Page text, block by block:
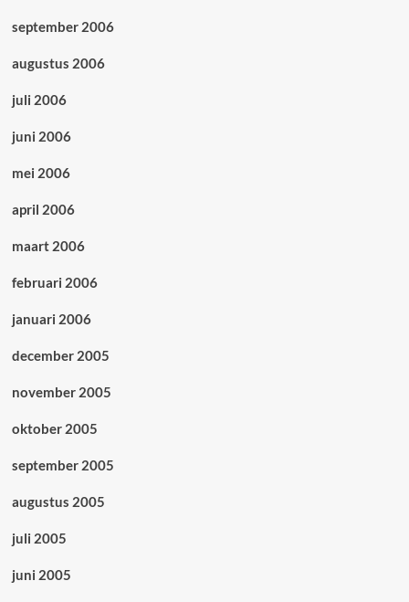
september 2006
augustus 2006
juli 2006
juni 2006
mei 2006
april 2006
maart 2006
februari 2006
januari 2006
december 2005
november 2005
oktober 2005
september 2005
augustus 2005
juli 2005
juni 2005